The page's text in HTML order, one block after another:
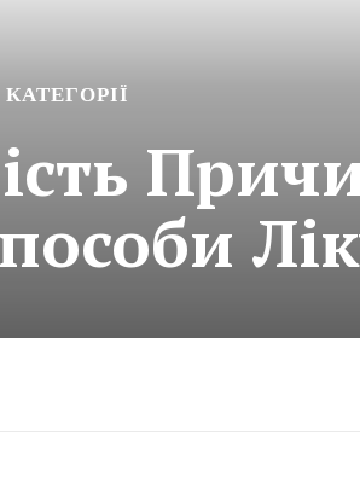
КАТЕГОРІЇ